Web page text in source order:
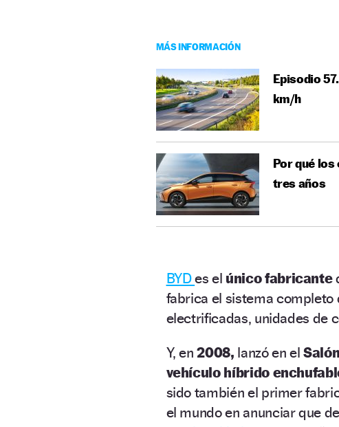
MÁS INFORMACIÓN
Episodio
km/h
Por qué los
tres años
BYDes el único fabricante
fabrica el sistema
electrificadas, unidades de
Y, en2008, lanzó en el
vehículo híbrido
sido también el primer
el mundo en anunciar que